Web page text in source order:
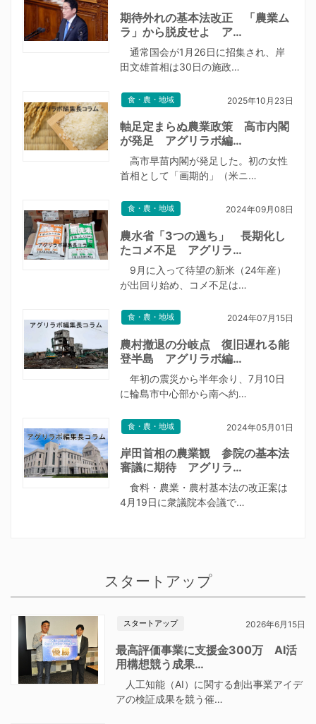
期待外れの基本法改正 「農業ム
ラ」から脱皮せよ ア…
通常国会が1月26日に招集され、岸
田文雄首相は30日の施政…
食・農・地域 2025年10月23日
軸足定まらぬ農業政策 高市内閣
が発足 アグリラボ編…
高市早苗内閣が発足した。初の女性
首相として「画期的」（米ニ…
食・農・地域 2024年09月08日
農水省「3つの過ち」 長期化し
たコメ不足 アグリラ…
9月に入って待望の新米（24年産）
が出回り始め、コメ不足は…
食・農・地域 2024年07月15日
農村撤退の分岐点 復旧遅れる能
登半島 アグリラボ編…
年初の震災から半年余り、7月10日
に輪島市中心部から南へ約…
食・農・地域 2024年05月01日
岸田首相の農業観 参院の基本法
審議に期待 アグリラ…
食料・農業・農村基本法の改正案は
4月19日に衆議院本会議で…
スタートアップ
スタートアップ 2026年6月15日
最高評価事業に支援金300万 AI活
用構想競う成果…
人工知能（AI）に関する創出事業アイデ
アの検証成果を競う催…